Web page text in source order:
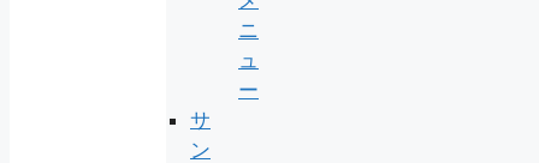
ニ
ュ
ー
サ
ン